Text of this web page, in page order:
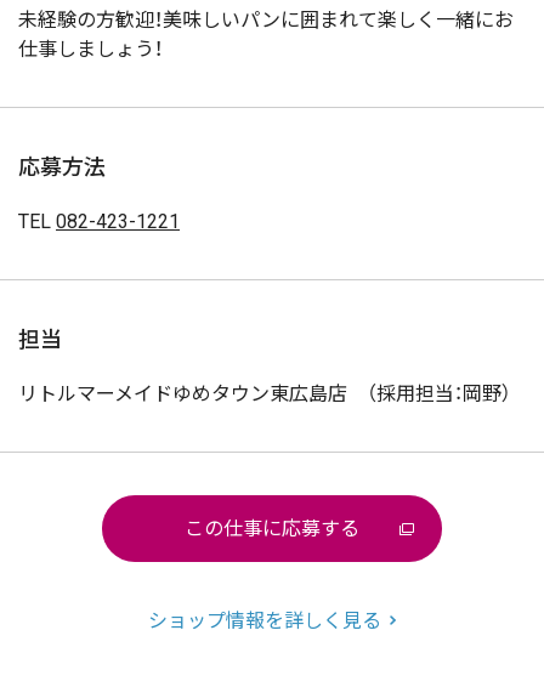
未経験の方歓迎！美味しいパンに囲まれて楽しく一緒にお
仕事しましょう！
応募方法
TEL 082-423-1221
担当
リトルマーメイドゆめタウン東広島店 （採用担当：岡野）
この仕事に応募する
ショップ情報を詳しく見る